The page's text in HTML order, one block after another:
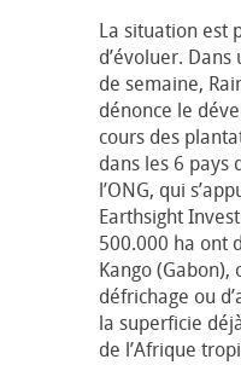
La situation est
d’évoluer.
de semaine,
dénonce le
cours des
dans les 6 pays
l’ONG, qui
Earthsight
500.000 ha ont
Kango (Gabon),
défrichage ou
la superficie
de l’Afrique